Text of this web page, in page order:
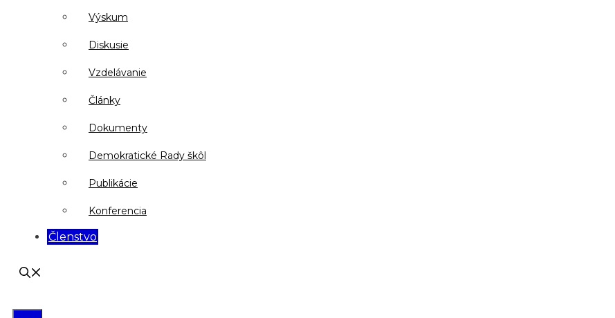
Výskum
Diskusie
Vzdelávanie
Články
Dokumenty
Demokratické Rady škôl
Publikácie
Konferencia
Členstvo